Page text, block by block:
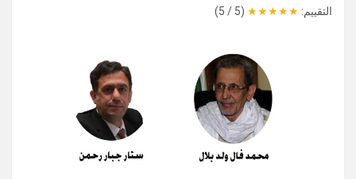
التقييم: ★
★
★
★
★
(5 / 5)